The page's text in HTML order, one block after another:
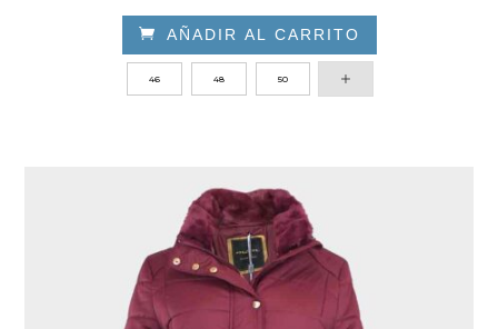
de
precios:
63,00€
 AÑADIR AL CARRITO
Este
producto
Las
opciones
se
pueden
46 48 50